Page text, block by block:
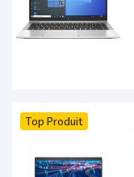
Top Produit